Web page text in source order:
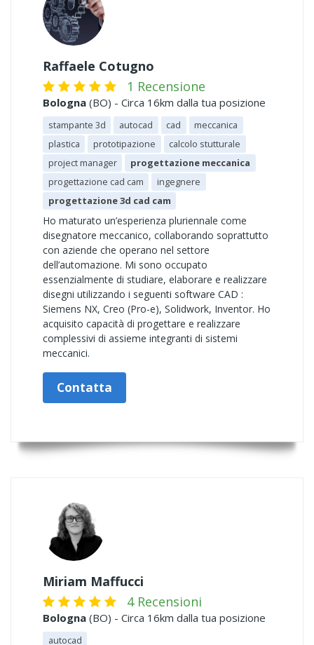
Raffaele Cotugno
1 Recensione
Bologna (BO) - Circa 16km dalla tua posizione
stampante 3d autocad cad
meccanica
plastica
prototipazione
calcolo stutturale
project manager
progettazione meccanica
progettazione cad cam
ingegnere
progettazione 3d cad cam
Ho maturato un’esperienza pluriennale come
disegnatore meccanico, collaborando soprattutto
con aziende che operano nel settore
dell’automazione. Mi sono occupato
essenzialmente di studiare, elaborare e realizzare
disegni utilizzando i seguenti software CAD :
Siemens NX, Creo (Pro-e), Solidwork, Inventor. Ho
acquisito capacità di progettare e realizzare
complessivi di assieme integranti di sistemi
meccanici.
Contatta
Miriam Maffucci
4 Recensioni
Bologna (BO) - Circa 16km dalla tua posizione
autocad